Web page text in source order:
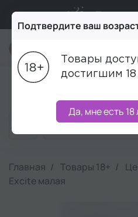
Подарки в
Блог Акции
Главная Товары 18+
Excite малая
Подтвердите ваш
Товары
достигшим 18
Да, мне есть 18